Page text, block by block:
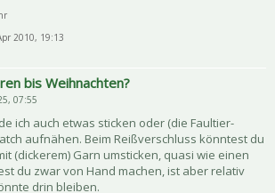
2010, 19:13
bis Weihnachten?
07:55
ich auch etwas sticken oder (die Faultier-
aufnähen. Beim Reißverschluss könntest du
(dickerem) Garn umsticken, quasi wie einen
du zwar von Hand machen, ist aber relativ
drin bleiben.